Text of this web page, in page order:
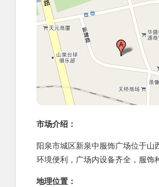
市场介绍：
阳泉市城区新泉中服饰广场位于
环境便利，广场内设备齐全，服饰
地理位置：